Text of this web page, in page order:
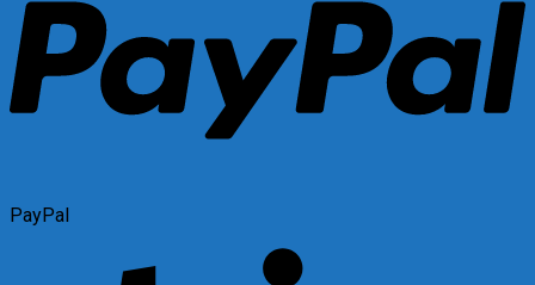
PayPal